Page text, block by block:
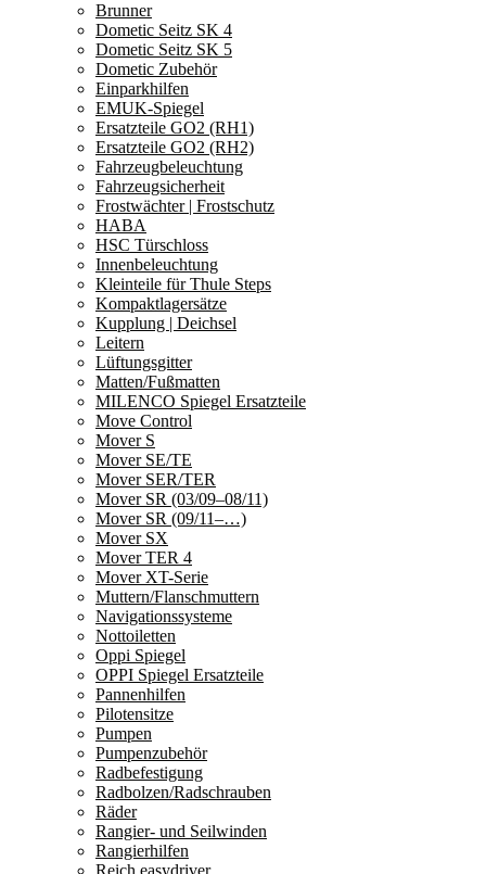
Brunner
Dometic Seitz SK 4
Dometic Seitz SK 5
Dometic Zubehör
Einparkhilfen
EMUK-Spiegel
Ersatzteile GO2 (RH1)
Ersatzteile GO2 (RH2)
Fahrzeugbeleuchtung
Fahrzeugsicherheit
Frostwächter | Frostschutz
HABA
HSC Türschloss
Innenbeleuchtung
Kleinteile für Thule Steps
Kompaktlagersätze
Kupplung | Deichsel
Leitern
Lüftungsgitter
Matten/Fußmatten
MILENCO Spiegel Ersatzteile
Move Control
Mover S
Mover SE/TE
Mover SER/TER
Mover SR (03/09–08/11)
Mover SR (09/11–…)
Mover SX
Mover TER 4
Mover XT-Serie
Muttern/Flanschmuttern
Navigationssysteme
Nottoiletten
Oppi Spiegel
OPPI Spiegel Ersatzteile
Pannenhilfen
Pilotensitze
Pumpen
Pumpenzubehör
Radbefestigung
Radbolzen/Radschrauben
Räder
Rangier- und Seilwinden
Rangierhilfen
Reich easydriver